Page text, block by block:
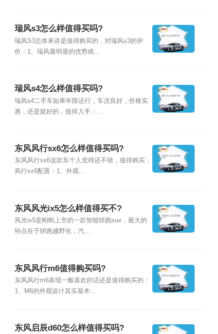
瑞风s3怎么样值得买吗?
瑞风S3总体来讲是值得购买的，对瑞风s3的评
价：1、瑞风最明显的优势就...
瑞风s4怎么样值得买吗?
瑞风s4二手车如果年限还行，车况良好，价格实
惠，还是挺好的，值得入手：...
东风风行sx6怎么样值得买吗?
东风风行sx6这款车个人觉得还不错，值得购买，
风行sx6配置：1、外观...
东风风光ix5怎么样值得买不?
风光ix5是刚刚上市的一款智能轿跑suv，最大的
特点在于轿跑越野化，汽...
东风风行m6值得购买吗?
东风风行m6表现一般喜欢的话还是值得购买的：
1、M6的外观设计其实基本...
东风启辰d60怎么样值得买吗?